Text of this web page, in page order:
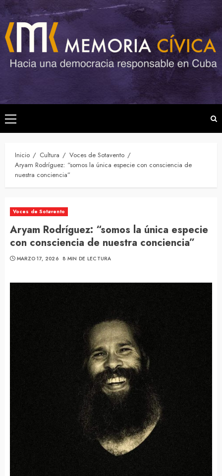
Saltar
al
contenido
Menú
principal
Inicio Cultura
Voces de Sotavento
Aryam Rodríguez: “somos la única especie con consciencia de
nuestra conciencia”
Voces de Sotavento
Aryam Rodríguez: “somos la única especie
con consciencia de nuestra conciencia”
MARZO 17, 2026 8 MIN DE LECTURA